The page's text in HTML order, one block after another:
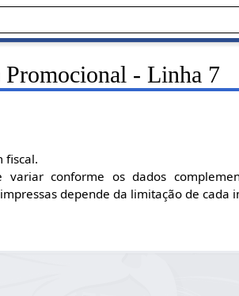
- Linha 7
fiscal.
variar conforme os dados
depende da limitação de cada